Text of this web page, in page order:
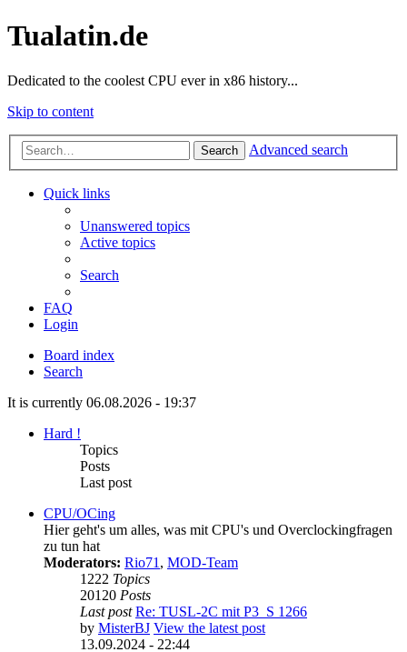
Tualatin.de
Dedicated to the coolest CPU ever in x86 history...
Skip to content
Search Advanced search
Quick links
Unanswered topics
Active topics
Search
FAQ
Login
Board index
Search
It is currently 06.08.2026 - 19:37
Hard !
Topics
Posts
Last post
CPU/OCing
Hier geht's um alles, was mit CPU's und Overclockingfragen
zu tun hat
Moderators: Rio71, MOD-Team
1222 Topics
20120 Posts
Last post Re: TUSL-2C mit P3_S 1266
by MisterBJ View the latest post
13.09.2024 - 22:44